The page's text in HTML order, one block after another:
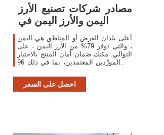
مصادر شركات تصنيع الأرز
اليمن والأرز اليمن في
أعلى بلدان العرض أو المناطق هي اليمن
، والتي توفر 79% من الأرز اليمن ، على
التوالي. مكنك ضمان أمان المنتج بالاختيار
من المورِّدين المعتمدين، بما في ذلك 96
شهادة Other.
احصل على السعر